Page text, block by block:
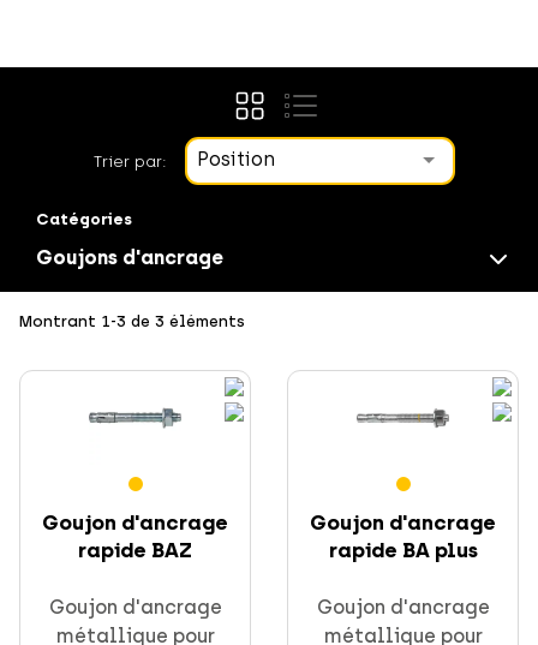
Trier par: Position
Catégories
Goujons d'ancrage
Fixation directe
Montrant 1-3 de 3 éléments
Goujon d'ancrage
rapide BAZ
Goujon d'ancrage
métallique pour
Goujon d'ancrage
rapide BA plus
Goujon d'ancrage
métallique pour